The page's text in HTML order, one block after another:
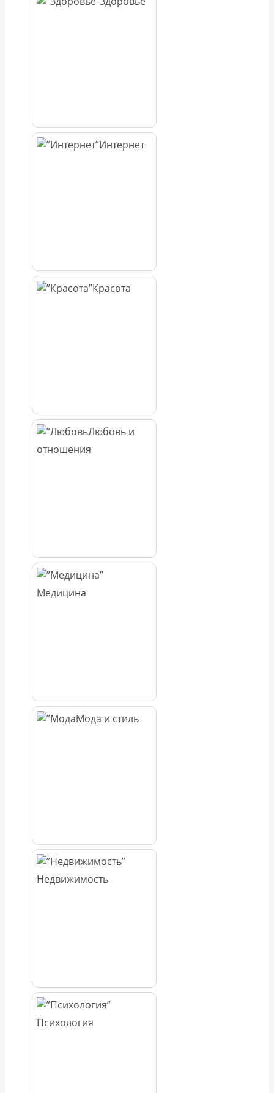
Интернет
Красота
Любовь и
отношения
Медицина
Мода и стиль
Недвижимость
Психология